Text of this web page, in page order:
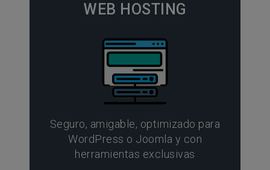
WEB HOSTING
Seguro, amigable, optimizado para
WordPress o Joomla y con
herramientas exclusivas